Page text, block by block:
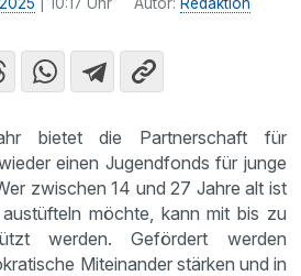
bietet die Partnerschaft für
einen Jugendfonds für junge
zwischen 14 und 27 Jahre alt ist
möchte, kann mit bis zu
werden. Gefördert werden
Miteinander stärken und in